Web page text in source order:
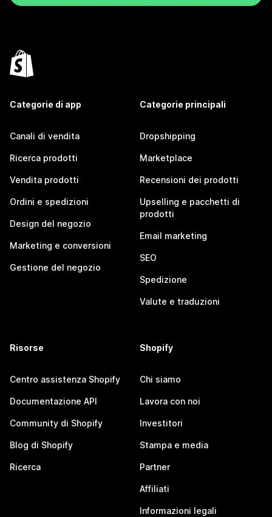
Categorie di app
Canali di vendita
Ricerca prodotti
Vendita prodotti
Ordini e spedizioni
Design del negozio
Marketing e conversioni
Gestione del negozio
Categorie principali
Dropshipping
Marketplace
Recensioni dei prodotti
Upselling e pacchetti di
prodotti
Email marketing
SEO
Spedizione
Valute e traduzioni
Risorse
Centro assistenza Shopify
Documentazione API
Community di Shopify
Blog di Shopify
Ricerca
Shopify
Chi siamo
Lavora con noi
Investitori
Stampa e media
Partner
Affiliati
Informazioni legali